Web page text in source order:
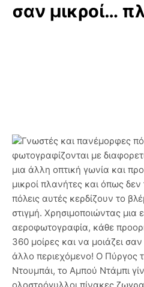
σαν μικροί…
Γνωστές και πανέμορφες
φωτογραφίζονται με
μια άλλη οπτική γωνία και
μικροί πλανήτες και όπως δεν
πόλεις αυτές κερδίζουν το
στιγμή. Χρησιμοποιώντας μια
αεροφωτογραφία, κάθε
360 μοίρες και να μοιάζει
άλλο περιεχόμενο! Ο Πύργος
Ντουμπάι, το Αμπού Ντάμπι